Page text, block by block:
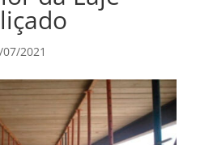
2021